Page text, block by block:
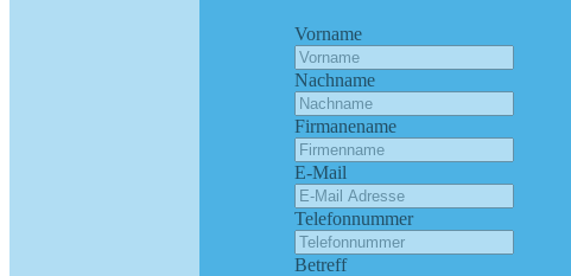
Vorname
Nachname
Firmanename
E-Mail
Telefonnummer
Betreff